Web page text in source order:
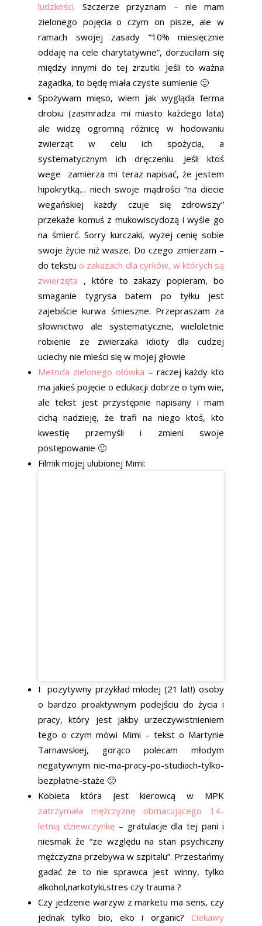
ludzkości. Szczerze przyznam – nie mam
zielonego pojęcia o czym on pisze, ale w
ramach swojej zasady “10% miesięcznie
oddaję na cele charytatywne”, dorzuciłam się
między innymi do tej zrzutki. Jeśli to ważna
zagadka, to będę miała czyste sumienie 🙂
Spożywam mięso, wiem jak wygląda ferma
drobiu (zasmradza mi miasto każdego lata)
ale widzę ogromną różnicę w hodowaniu
zwierząt w celu ich spożycia, a
systematycznym ich dręczeniu. Jeśli ktoś
wege zamierza mi teraz napisać, że jestem
hipokrytką… niech swoje mądrości “na diecie
wegańskiej każdy czuje się zdrowszy”
przekaże komuś z mukowiscydozą i wyśle go
na śmierć. Sorry kurczaki, wyżej cenię sobie
swoje życie niż wasze. Do czego zmierzam –
do tekstuo zakazach dla cyrków, w których są
zwierzęta , które to zakazy popieram, bo
smaganie tygrysa batem po tyłku jest
zajebiście kurwa śmieszne. Przepraszam za
słownictwo ale systematyczne, wieloletnie
robienie ze zwierzaka idioty dla cudzej
uciechy nie mieści się w mojej głowie
Metoda zielonego ołówka – raczej każdy kto
ma jakieś pojęcie o edukacji dobrze o tym wie,
ale tekst jest przystępnie napisany i mam
cichą nadzieję, że trafi na niego ktoś, kto
kwestię przemyśli i zmieni swoje
postępowanie 🙂
Filmik mojej ulubionej Mimi:
I pozytywny przykład młodej (21 lat!) osoby
o bardzo proaktywnym podejściu do życia i
pracy, który jest jakby urzeczywistnieniem
tego o czym mówi Mimi – tekst o Martynie
Tarnawskiej, gorąco polecam młodym
negatywnym nie-ma-pracy-po-studiach-tylko-
bezpłatne-staże 🙂
Kobieta która jest kierowcą w MPK
zatrzymała mężczyznę obmacującego 14-
letnią dziewczynkę– gratulacje dla tej pani i
niesmak że “ze względu na stan psychiczny
mężczyzna przebywa w szpitalu”. Przestańmy
gadać że to nie sprawca jest winny, tylko
alkohol,narkotyki,stres czy trauma ?
Czy jedzenie warzyw z marketu ma sens, czy
jednak tylko bio, eko i organic? Ciekawy